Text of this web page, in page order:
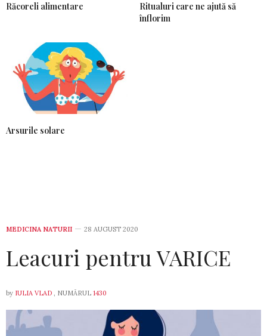
Răcoreli alimentare
Ritualuri care ne ajută să
înflorim
Arsurile solare
MEDICINA NATURII 28 AUGUST 2020
Leacuri pentru VARICE
by IULIA VLAD , NUMĂRUL 1430